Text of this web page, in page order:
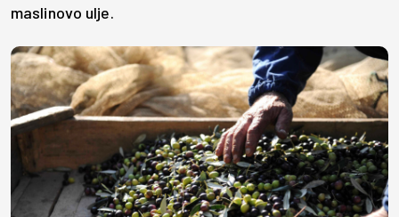
maslinovo ulje.